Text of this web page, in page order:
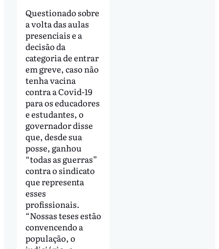
Questionado sobre
a volta das aulas
presenciais e a
decisão da
categoria de entrar
em greve, caso não
tenha vacina
contra a Covid-19
para os educadores
e estudantes, o
governador disse
que, desde sua
posse, ganhou
“todas as guerras”
contra o sindicato
que representa
esses
profissionais.
“Nossas teses estão
convencendo a
população, o